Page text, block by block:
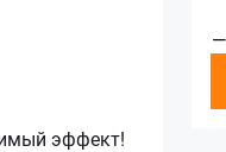
эффект!